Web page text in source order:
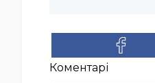
Коментарі